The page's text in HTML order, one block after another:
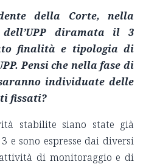
della Corte, nella
diramata il 3
finalità e tipologia di
Pensi che nella fase di
individuate delle
fissati?
stabilite siano state già
e sono espresse dai diversi
di monitoraggio e di